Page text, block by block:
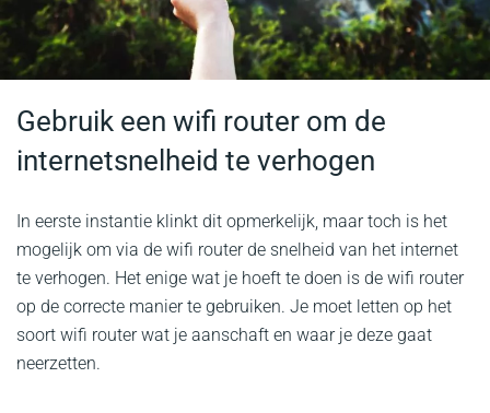
Gebruik een wifi router om de
internetsnelheid te verhogen
In eerste instantie klinkt dit opmerkelijk, maar toch is het
mogelijk om via de wifi router de snelheid van het internet
te verhogen. Het enige wat je hoeft te doen is de wifi router
op de correcte manier te gebruiken. Je moet letten op het
soort wifi router wat je aanschaft en waar je deze gaat
neerzetten.